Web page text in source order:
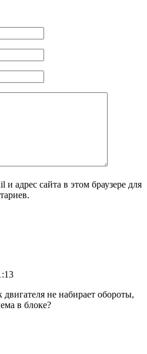
адрес сайта в этом браузере для
не набирает обороты,
в блоке?